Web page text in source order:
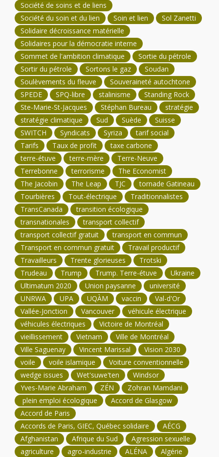
Société de soins et de liens
Société du soin et du lien
Soin et lien
Sol Zanetti
Solidaire décroissance matérielle
Solidaires pour la démocratie interne
Sommet de l'ambition climatique
Sortie du pétrole
Sortir du pétrole
Sortons le gaz
Soudan
Soulèvements du fleuve
Souveraineté autochtone
SPEDE
SPQ-libre stalinisme
Standing Rock
Ste-Marie-St-Jacques
Stéphan Bureau
stratégie
stratégie climatique
Sud Suède
Suisse
SWITCH
Syndicats Syriza
tarif social
Tarifs
Taux de profit
taxe carbone
terre-étuve
terre-mère
Terre-Neuve
Terrebonne
terrorisme
The Economist
The Jacobin
The Leap TJC
tornade Gatineau
Tourbières
Tout-électrique
Traditionnalistes
TransCanada
transition écologique
transnationales
transport collectif
transport collectif gratuit
transport en commun
Transport en commun gratuit
Travail productif
Travailleurs
Trente glorieuses
Trotski
Trudeau
Trump Trump. Terre-étuve
Ukraine
Ultimatum 2020
Union paysanne
université
UNRWA
UPA UQÀM vaccin
Val-d'Or
Vallée-Jonction
Vancouver
véhicule électrique
véhicules électriques
Victoire de Montréal
vieillissement
Vietnam
Ville de Montréal
Ville Saguenay
Vincent Marissal
Vision 2030
voile
voile islamique
Voiture conventionnelle
wedge issues
Wet'suwe'ten
Windsor
Yves-Marie Abraham
ZÉN
Zohran Mamdani
plein emploi écologique
Accord de Glasgow
Accord de Paris
Accords de Paris, GIEC, Québec solidaire
AÉCG
Afghanistan
Afrique du Sud
Agression sexuelle
agriculture
agro-industrie ALÉNA
Algérie